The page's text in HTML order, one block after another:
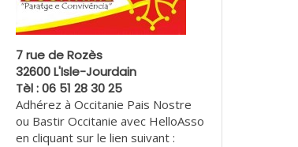
7 rue de Rozès
32600 L'Isle-Jourdain
Tèl : 06 51 28 30 25
Adhérez à Occitanie Pais Nostre
ou Bastir Occitanie avec HelloAsso
en cliquant sur le lien suivant :